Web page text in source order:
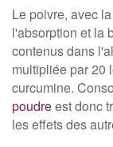
Le poivre, avec
l'absorption et la
contenus dans
multipliée par 20
curcumine.
poudreest donc
les effets des